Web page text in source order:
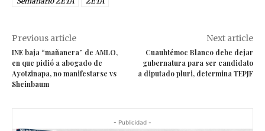
Previous article
INE baja “mañanera” de AMLO,
en que pidió a abogado de
Ayotzinapa, no manifestarse vs
Sheinbaum
Next article
Cuauhtémoc Blanco debe dejar
gubernatura para ser candidato
a diputado pluri, determina TEPJF
- Publicidad -